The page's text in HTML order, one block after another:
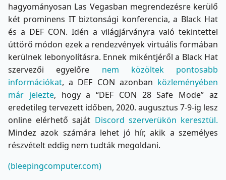
hagyományosan Las Vegasban megrendezésre kerülő
két prominens IT biztonsági konferencia, a Black Hat
és a DEF CON. Idén a világjárványra való tekintettel
úttörő módon ezek a rendezvények virtuális formában
kerülnek lebonyolításra. Ennek mikéntjéről a Black Hat
szervezői egyelőre nem közöltek pontosabb
információkat, a DEF CON azonban közleményében
már jelezte, hogy a “DEF CON 28 Safe Mode” az
eredetileg tervezett időben, 2020. augusztus 7-9-ig lesz
online elérhető saját Discord szerverükön keresztül.
Mindez azok számára lehet jó hír, akik a személyes
részvételt eddig nem tudták megoldani.
(bleepingcomputer.com)